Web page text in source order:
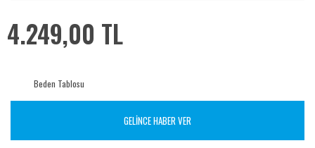
4.249,00 TL
Beden Tablosu
GELİNCE HABER VER